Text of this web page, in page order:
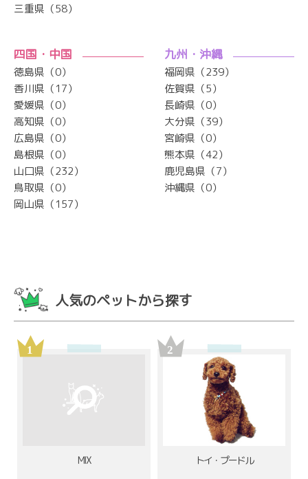
三重県（58）
四国・中国
徳島県（0）
香川県（17）
愛媛県（0）
高知県（0）
広島県（0）
島根県（0）
山口県（232）
鳥取県（0）
岡山県（157）
九州・沖縄
福岡県（239）
佐賀県（5）
長崎県（0）
大分県（39）
宮崎県（0）
熊本県（42）
鹿児島県（7）
沖縄県（0）
人気のペットから探す
MIX トイ・プードル